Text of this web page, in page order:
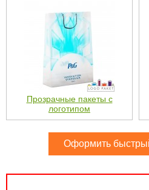
Прозрачные пакеты с
логотипом
Оформить